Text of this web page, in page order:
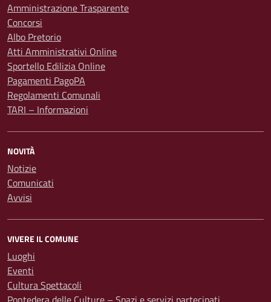
Amministrazione Trasparente
Concorsi
Albo Pretorio
Atti Amministrativi Online
Sportello Edilizia Online
Pagamenti PagoPA
Regolamenti Comunali
TARI – Informazioni
NOVITÀ
Notizie
Comunicati
Avvisi
VIVERE IL COMUNE
Luoghi
Eventi
Cultura Spettacoli